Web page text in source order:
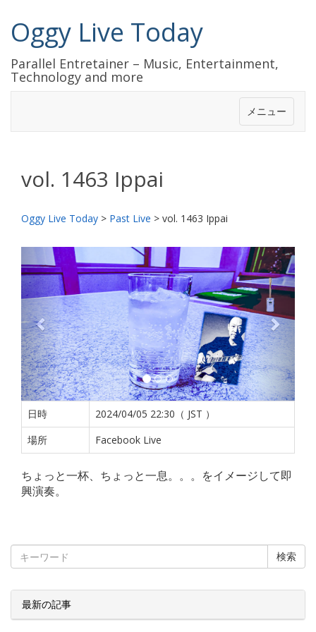
Oggy Live Today
Parallel Entretainer – Music, Entertainment,
Technology and more
メニュー
vol. 1463 Ippai
Oggy Live Today > Past Live > vol. 1463 Ippai
前
へ
次
へ
日時
2024/04/05 22:30（ JST ）
場所
Facebook Live
ちょっと一杯、ちょっと一息。。。をイメージして即
興演奏。
検索
最新の記事